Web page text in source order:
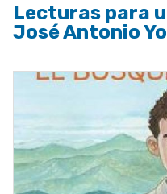
Lecturas para
José Antonio